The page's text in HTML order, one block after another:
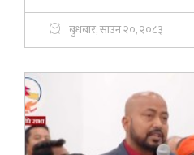
बुधबार, साउन २०, २०८३